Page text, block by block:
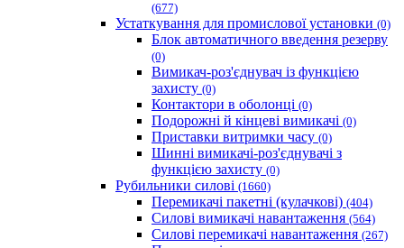
(677)
Устаткування для промислової установки (0)
Блок автоматичного введення резерву
(0)
Вимикач-роз'єднувач із функцією
захисту (0)
Контактори в оболонці (0)
Подорожні й кінцеві вимикачі (0)
Приставки витримки часу (0)
Шинні вимикачі-роз'єднувачі з
функцією захисту (0)
Рубильники силові (1660)
Перемикачі пакетні (кулачкові) (404)
Силові вимикачі навантаження (564)
Cилові перемикачі навантаження (267)